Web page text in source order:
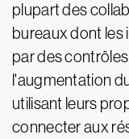
plupart des
bureaux dont les
par des
l'augmentation
utilisant leurs
connecter aux